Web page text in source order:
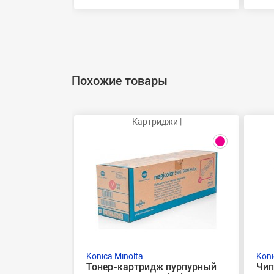
Похожие товары
Картриджи |
Konica Minolta
Тонер-картридж пурпурный